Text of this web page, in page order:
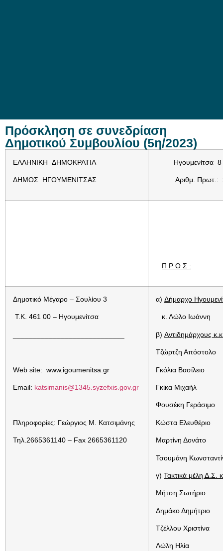
Πρόσκληση σε συνεδρίαση
Δημοτικού Συμβουλίου (5η/2023)
ΕΛΛΗΝΙΚΗ ΔΗΜΟΚΡΑΤΙΑ
ΔΗΜΟΣ ΗΓΟΥΜΕΝΙΤΣΑΣ
Ηγουμενίτσα 8
Αριθμ. Πρωτ.:
Π Ρ Ο Σ :
Δημοτικό Μέγαρο – Σουλίου 3
Τ.Κ. 461 00 – Ηγουμενίτσα
Web site: www.igoumenitsa.gr
Email: katsimanis@1345.syzefxis.gov.gr
Πληροφορίες: Γεώργιος Μ. Κατσιμάνης
Τηλ.2665361140 – Fax 2665361120
α) Δήμαρχο
κ. Λώλο Ιωάννη
β) Αντιδημάρχους
Τζώρτζη Απόστολο
Γκόλια Βασίλειο
Γκίκα Μιχαήλ
Φουσέκη Γεράσιμο
Κώστα Ελευθέριο
Μαρτίνη Δονάτο
Τσουμάνη
γ) Τακτικά μέλη Δ.Σ.
Μήτση Σωτήριο
Δημάκο Δημήτριο
Τζέλλου Χριστίνα
Λώλη Ηλία